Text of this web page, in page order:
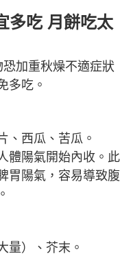
多吃 月餅吃太
加重秋燥不適症狀
多吃。
、西瓜、苦瓜。
體陽氣開始內收。此
胃陽氣，容易導致腹
量）、芥末。